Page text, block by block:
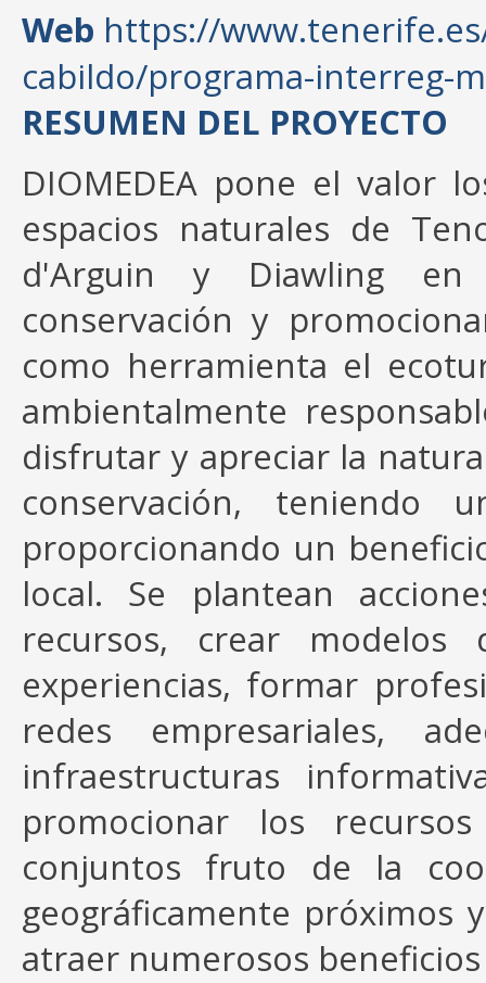
Web https://
cabildo/programa-interreg-
RESUMEN DEL PROYECTO
DIOMEDEA pone el valor
espacios naturales de
d'Arguin y Diawling en
conservación y
como herramienta el
ambientalmente
disfrutar y apreciar la
conservación, teniendo
proporcionando un
local. Se plantean
recursos, crear
experiencias, formar
redes empresariales,
infraestructuras
promocionar los
conjuntos fruto de la
geográficamente próximos
atraer numerosos